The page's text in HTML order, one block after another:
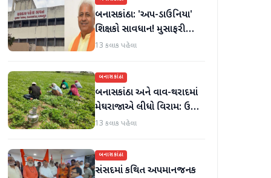
બનાસકાંઠા: 'અપ-ડાઉનિયા'
શિક્ષકો સાવધાન! મુસાફરી
કરતા શિક્ષકો સામે તવાઈ હાથ
13 કલાક પહેલા
બનાસકાંઠા
બનાસકાંઠા અને વાવ-થરાદમાં
મેઘરાજાએ લીધો વિરામ: ઉઘાડ
નીકળતાં ખેડૂતોમાં આનંદનો
13 કલાક પહેલા
બનાસકાંઠા
સંસદમાં કથિત અપમાનજનક